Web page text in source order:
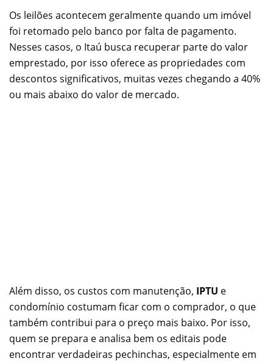
Os leilões acontecem geralmente quando um imóvel
foi retomado pelo banco por falta de pagamento.
Nesses casos, o Itaú busca recuperar parte do valor
emprestado, por isso oferece as propriedades com
descontos significativos, muitas vezes chegando a 40%
ou mais abaixo do valor de mercado.
Além disso, os custos com manutenção, IPTU e
condomínio costumam ficar com o comprador, o que
também contribui para o preço mais baixo. Por isso,
quem se prepara e analisa bem os editais pode
encontrar verdadeiras pechinchas, especialmente em